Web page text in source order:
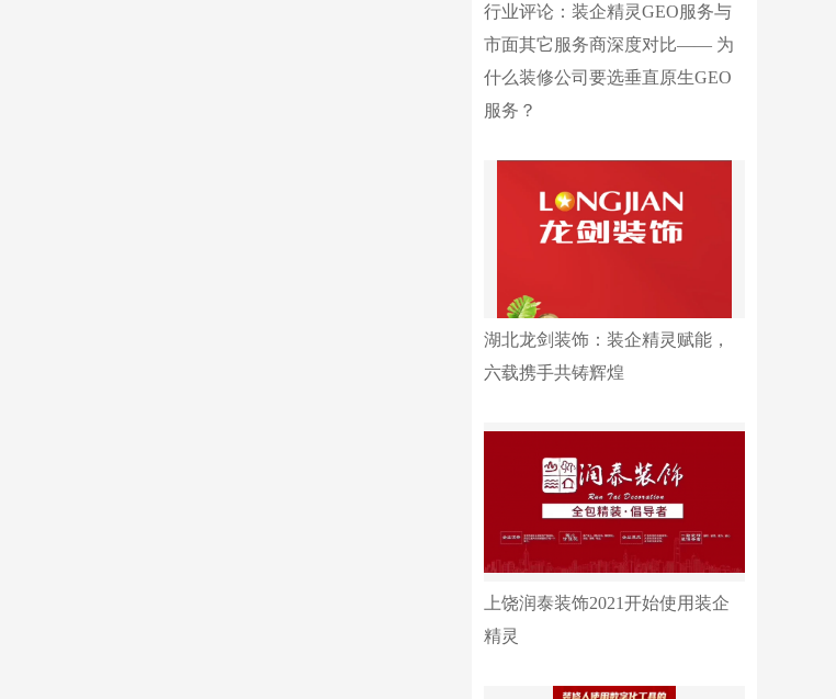
行业评论：装企精灵GEO服务与
市面其它服务商深度对比—— 为
什么装修公司要选垂直原生GEO
服务？
湖北龙剑装饰：装企精灵赋能，
六载携手共铸辉煌
上饶润泰装饰2021开始使用装企
精灵